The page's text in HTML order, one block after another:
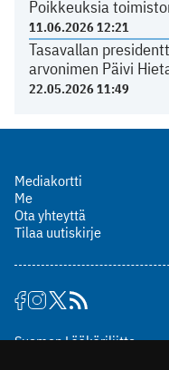
Poikkeuksia
11.06.2026 12:21
Tasavallan
arvonimen Päivi
22.05.2026 11:49
Mediakortti
Me
Ota yhteyttä
Tilaa uutiskirje
Suomen Lääkäriliitto